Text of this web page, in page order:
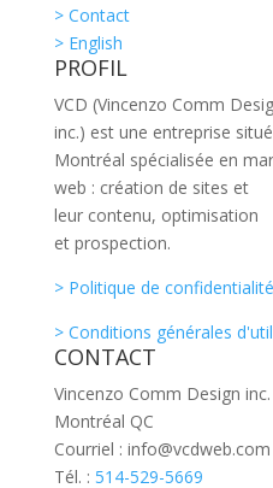
> Contact
> English
PROFIL
VCD (Vincenzo Comm
inc.) est une entreprise
Montréal spécialisée en
web : création de sites et
leur contenu, optimisation
et prospection.
> Politique de confidentialité
> Conditions générales
CONTACT
Vincenzo Comm Design inc.
Montréal QC
Courriel : info@vcdweb.com
Tél. : 514-529-5669